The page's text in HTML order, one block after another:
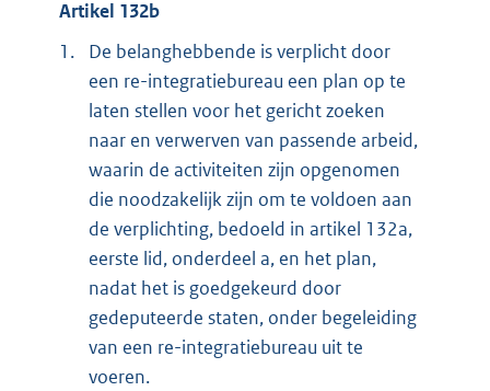
Artikel 132b
1.
De belanghebbende is verplicht door
een re-integratiebureau een plan op te
laten stellen voor het gericht zoeken
naar en verwerven van passende arbeid,
waarin de activiteiten zijn opgenomen
die noodzakelijk zijn om te voldoen aan
de verplichting, bedoeld in artikel 132a,
eerste lid, onderdeel a, en het plan,
nadat het is goedgekeurd door
gedeputeerde staten, onder begeleiding
van een re-integratiebureau uit te
voeren.